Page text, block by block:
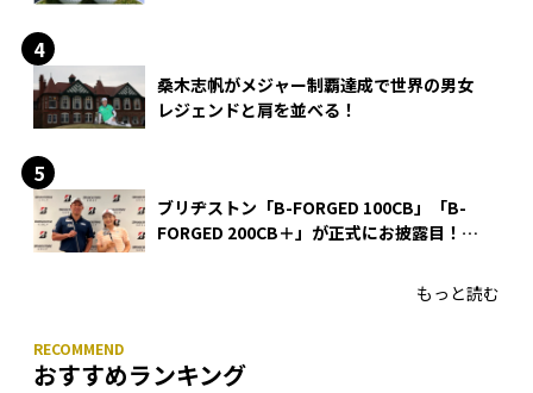
桑木志帆がメジャー制覇達成で世界の男女
レジェンドと肩を並べる！
ブリヂストン「B-FORGED 100CB」「B-
FORGED 200CB＋」が正式にお披露目！
もっと読む
おすすめランキング